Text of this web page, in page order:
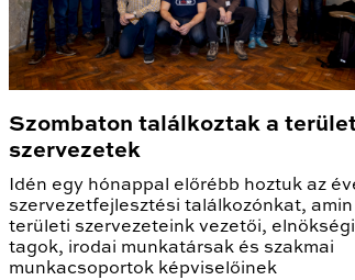
Szombaton találkoztak a
szervezetek
Idén egy hónappal előrébb hoztuk az
szervezetfejlesztési találkozónkat, amin
területi szervezeteink vezetői, elnökségi
tagok, irodai munkatársak és szakmai
munkacsoportok képviselőinek